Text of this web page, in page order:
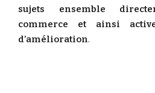
sujets ensemble
commerce et ainsi
d’amélioration.